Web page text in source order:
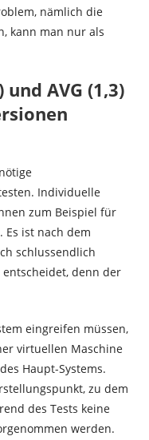
nämlich die
kann man nur als
AVG (1,3)
Individuelle
zum Beispiel für
Es ist nach dem
schlussendlich
denn der
eingreifen müssen,
virtuellen Maschine
Haupt-Systems.
zu dem
des Tests keine
werden.